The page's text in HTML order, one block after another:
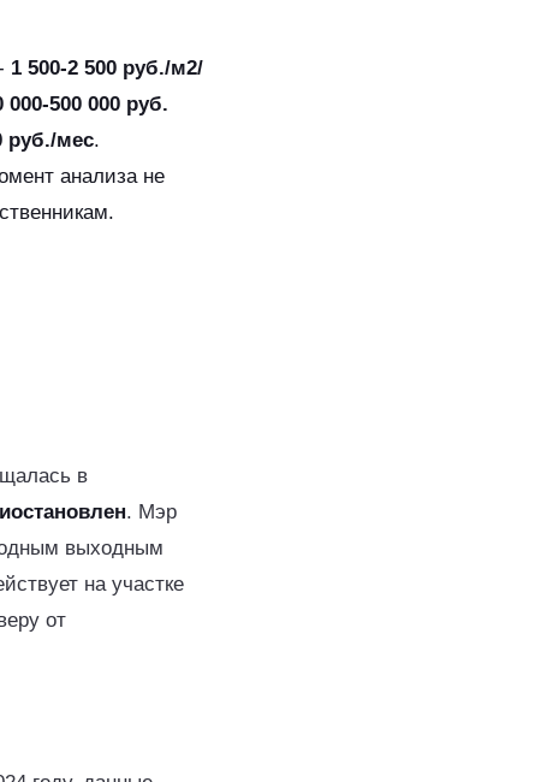
1 500-2 500 руб./м2/
000-500 000 руб.
руб./мес.
анализа не
в
. Мэр
выходным
на участке
от